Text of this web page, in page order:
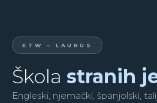
ETW – LAURUS
Škola stranih
Engleski, njemački, španjolski,